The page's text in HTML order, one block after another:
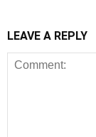
LEAVE A REPLY